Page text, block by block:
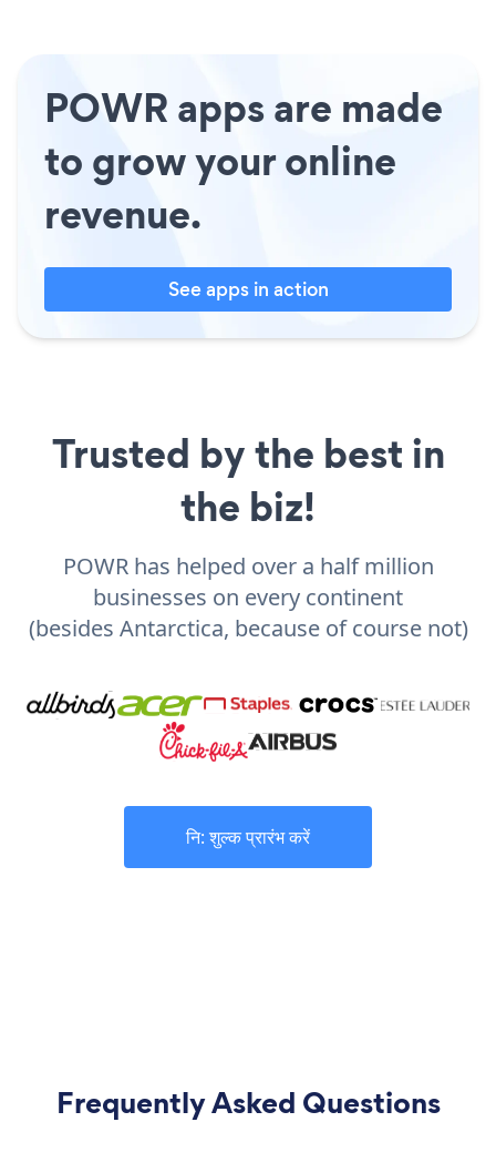
POWR apps are made
to grow your online
revenue.
See apps in action
Trusted by the best in
the biz!
POWR has helped over a half million
businesses on every continent
(besides Antarctica, because of course not)
नि: शुल्क प्रारंभ करें
Frequently Asked Questions